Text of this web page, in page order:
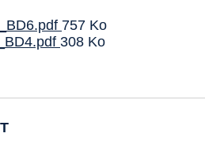
757 Ko
308 Ko